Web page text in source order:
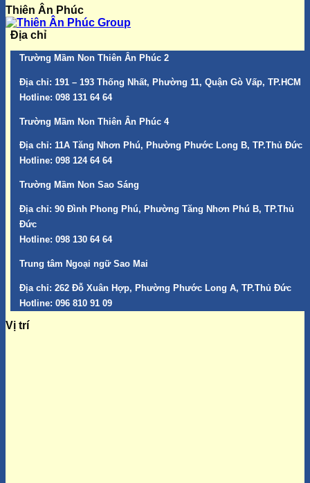
Thiên Ân Phúc
Địa chỉ
Trường Mầm Non Thiên Ân Phúc 2
Địa chỉ: 191 – 193 Thống Nhất, Phường 11, Quận Gò Vấp, TP.HCM
Hotline: 098 131 64 64
Trường Mầm Non Thiên Ân Phúc 4
Địa chỉ: 11A Tăng Nhơn Phú, Phường Phước Long B, TP.Thủ Đức
Hotline: 098 124 64 64
Trường Mầm Non Sao Sáng
Địa chỉ: 90 Đình Phong Phú, Phường Tăng Nhơn Phú B, TP.Thủ
Đức
Hotline: 098 130 64 64
Trung tâm Ngoại ngữ Sao Mai
Địa chỉ: 262 Đỗ Xuân Hợp, Phường Phước Long A, TP.Thủ Đức
Hotline: 096 810 91 09
Vị trí